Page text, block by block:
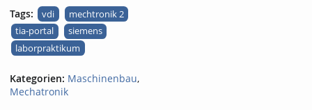
Tags:
vdi
mechtronik 2
tia-portal
siemens
laborpraktikum
Kategorien: Maschinenbau,
Mechatronik